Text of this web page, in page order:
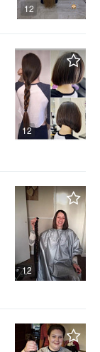
12
12
12